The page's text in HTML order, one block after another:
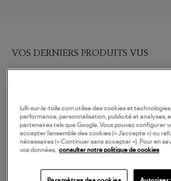
VOS DERNIERS PRODUITS VUS
lulli-sur-la-toile.com utilise des cookies et
performance, personnalisation, publicité et analyses,
partenaires tels que Google. Vous pouvez configurer
accepter l’ensemble des cookies (« J’accepte ») ou
nécessaires (« Continuer sans accepter »). Pour en
vos données,
consulter notre politique de cookies